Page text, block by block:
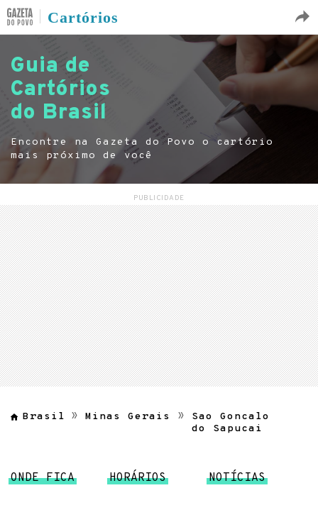
Cartórios
Guia de
Cartórios
do Brasil
Encontre na Gazeta do Povo o cartório
mais próximo de você
PUBLICIDADE
Brasil Minas Gerais
Sao Goncalo
do Sapucai
ONDE FICA HORÁRIOS NOTÍCIAS